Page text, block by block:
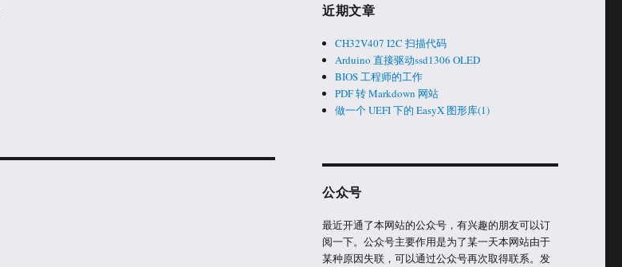
近期文章
CH32V407 I2C 扫描代码
Arduino 直接驱动ssd1306 OLED
BIOS 工程师的工作
PDF 转 Markdown 网站
做一个 UEFI 下的 EasyX 图形库(1)
公众号
最近开通了本网站的公众号，有兴趣的朋友可以订
阅一下。公众号主要作用是为了某一天本网站由于
某种原因失联，可以通过公众号再次取得联系。发